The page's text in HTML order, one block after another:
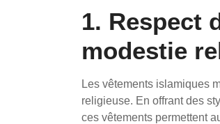
1. Respect
modestie
Les vêtements islamiques
religieuse. En offrant des
ces vêtements permettent